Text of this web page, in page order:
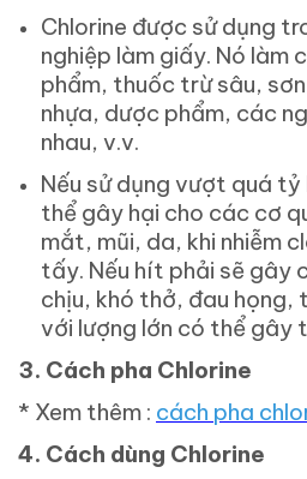
Chlorine được sử dụng
nghiệp làm giấy. Nó làm
phẩm, thuốc trừ sâu,
nhựa, dược phẩm, các
nhau, v.v.
Nếu sử dụng vượt quá tỷ
thể gây hại cho các cơ
mắt, mũi, da, khi nhiễm
tấy. Nếu hít phải sẽ gây
chịu, khó thở, đau họng,
với lượng lớn có thể gây
3. Cách pha Chlorine
* Xem thêm : cách pha
4. Cách dùng Chlorine